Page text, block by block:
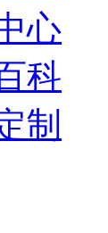
心
科
制